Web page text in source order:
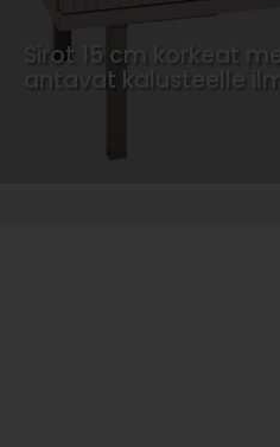
Sirot 15 cm korkeat
antavat kalusteelle